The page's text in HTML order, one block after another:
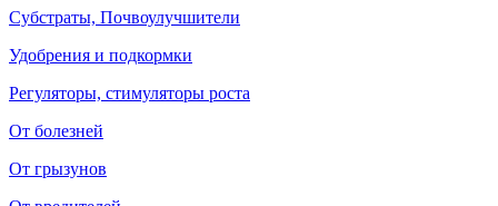
Субстраты, Почвоулучшители
Удобрения и подкормки
Регуляторы, стимуляторы роста
От болезней
От грызунов